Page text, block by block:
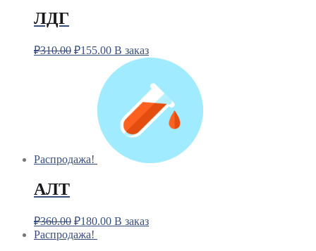
ЛДГ
₽310.00 ₽155.00 В заказ
Распродажа!
АЛТ
₽360.00 ₽180.00 В заказ
Распродажа!